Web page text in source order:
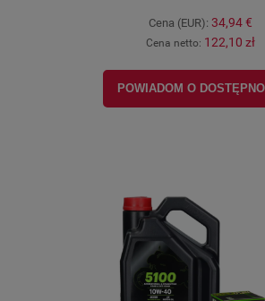
Cena (EUR): 34,94 €
Cena netto: 122,10 zł
POWIADOM O